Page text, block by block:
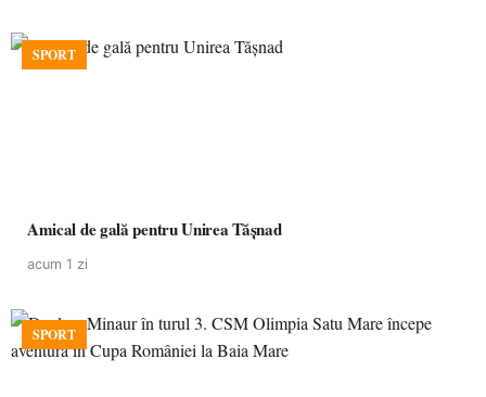
SPORT
Amical de gală pentru Unirea Tășnad
acum 1 zi
SPORT